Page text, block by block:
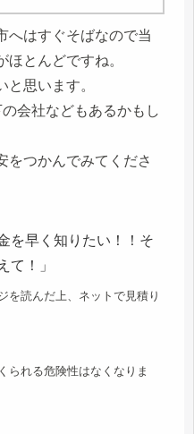
へはすぐそばなので当
ほとんどですね。
思います。
会社などもあるかもし
をつかんでみてくださ
を早く知りたい！！そ
て！」
を読んだ上、ネットで見積り
られる危険性はなくなりま